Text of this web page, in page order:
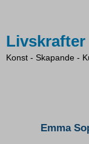
Livskrafter
Konst - Skapande -
Emma